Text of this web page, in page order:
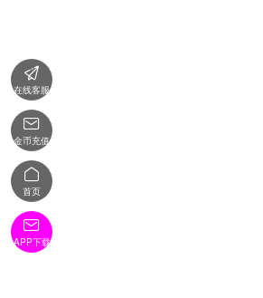

在线客服

金币充值

首页

APP下载